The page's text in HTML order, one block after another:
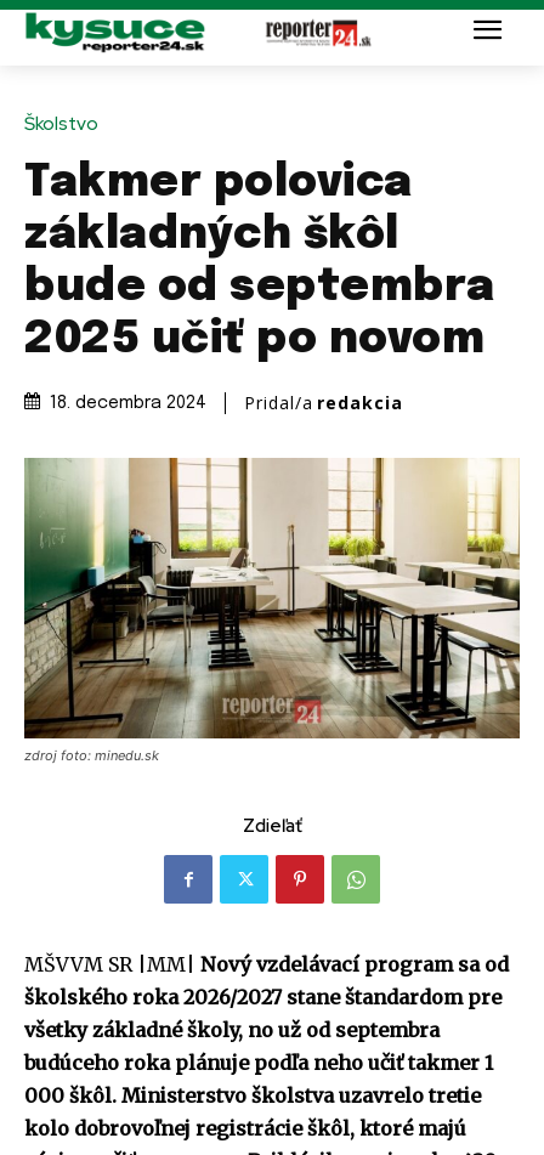
Školstvo
Takmer polovica
základných škôl
bude od septembra
2025 učiť po novom
18. decembra 2024 Pridal/a redakcia
zdroj foto: minedu.sk
Zdieľať
MŠVVM SR |MM| Nový vzdelávací program sa od
školského roka 2026/2027 stane štandardom pre
všetky základné školy, no už od septembra
budúceho roka plánuje podľa neho učiť takmer 1
000 škôl. Ministerstvo školstva uzavrelo tretie
kolo dobrovoľnej registrácie škôl, ktoré majú